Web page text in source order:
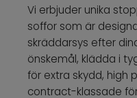
Vi erbjuder unika
soffor som är
skräddarsys efter
önskemål, klädda i
för extra skydd, high
contract-klassade